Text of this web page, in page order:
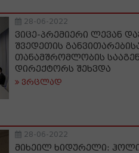
28-06-2022
ვიცე-პრემიერი ლევან
შვედეთის
თანამშრომლობის
დირექტორს შეხვდა
ვრცლად
28-06-2022
მიხეილ ხიდურელი: